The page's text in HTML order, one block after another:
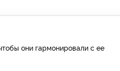
они гармонировали с ее